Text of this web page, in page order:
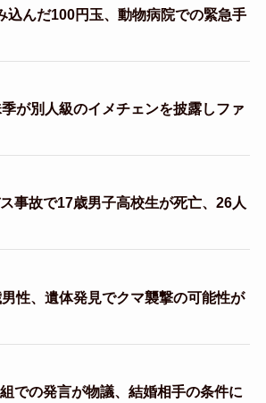
込んだ100円玉、動物病院での緊急手
が別人級のイメチェンを披露しファ
事故で17歳男子高校生が死亡、26人
性、遺体発見でクマ襲撃の可能性が
での発言が物議、結婚相手の条件に